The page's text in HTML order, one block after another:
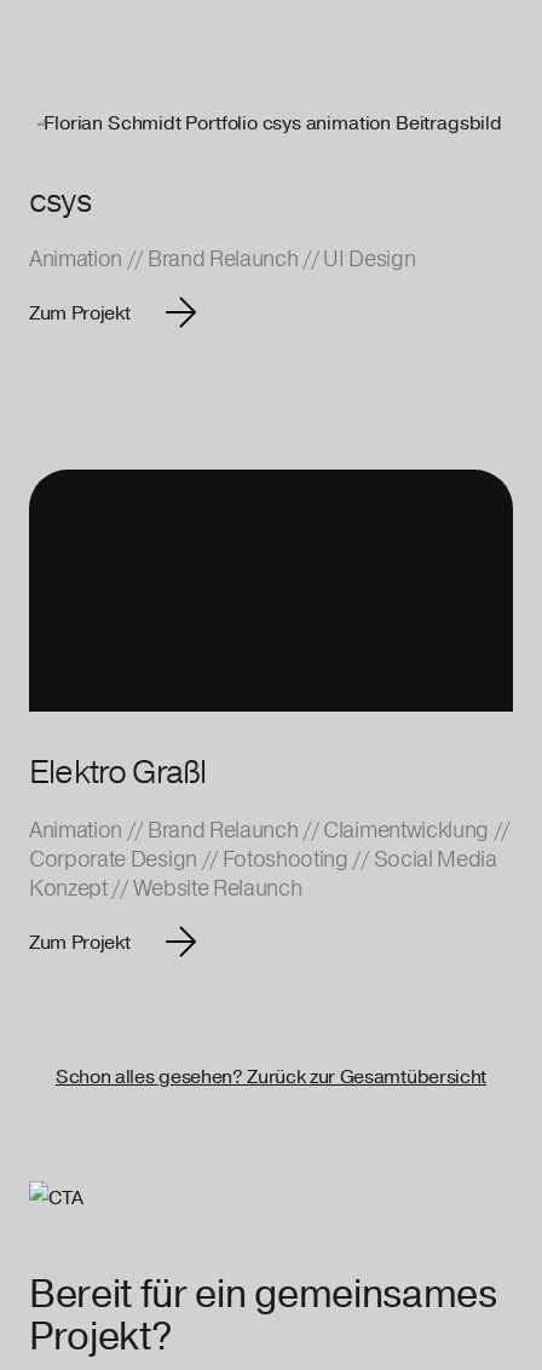
csys
Animation // Brand Relaunch //UI Design
Zum Projekt
Elektro Graßl
Animation // Brand Relaunch //Claimentwicklung //
Corporate Design // Fotoshooting // Social Media
Konzept//Website Relaunch
Zum Projekt
Schon alles gesehen? Zurück zur Gesamtübersicht
Bereit für ein gemeinsames
Projekt?